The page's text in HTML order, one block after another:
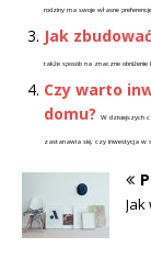
rodziny ma swoje własne
Jak
także sposób na znaczne obniżenie
Czy warto
domu?
W dzisiejszych
zastanawia się, czy inwestycja w